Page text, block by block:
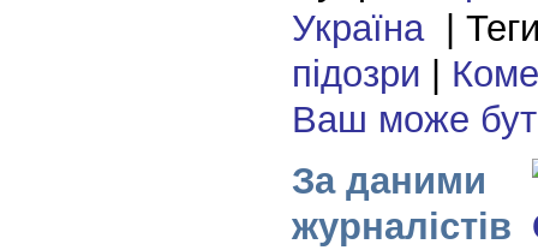
Україна|
підозри
Ваш може
За даними
журналістів